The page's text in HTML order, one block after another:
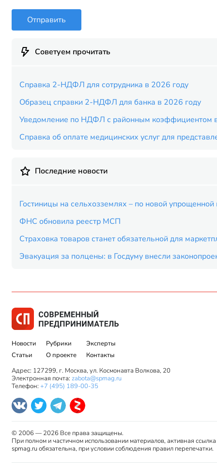
Отправить
Советуем прочитать
Справка 2-НДФЛ для сотрудника в 2026 году
Образец справки 2-НДФЛ для банка в 2026 году
Уведомление по НДФЛ с районным коэффициентом
Справка об оплате медицинских услуг для
Последние новости
Гостиницы на сельхозземлях – по новой упрощенной
ФНС обновила реестр МСП
Страховка товаров станет обязательной для
Эвакуация за полцены: в Госдуму внесли
Новости
Статьи
Рубрики
О проекте
Эксперты
Контакты
Адрес: 127299, г. Москва, ул. Космонавта Волкова, 20
Электронная почта: zabota@spmag.ru
Телефон: +7 (495) 189-00-35
© 2006 — 2026 Все права защищены.
При полном и частичном использовании материалов, активная
spmag.ru обязательна, при условии соблюдения правил перепечатки.